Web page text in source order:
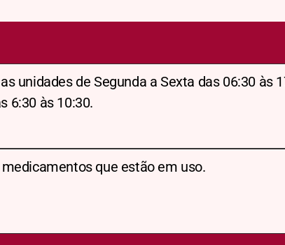
unidades de Segunda a Sexta das 06:30 às
6:30 às 10:30.
que estão em uso.